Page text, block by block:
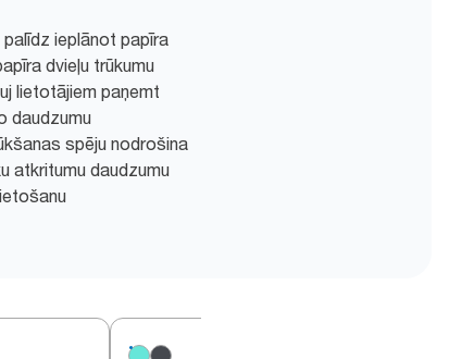
ieplānot papīra
dvieļu trūkumu
lietotājiem paņemt
daudzumu
spēju nodrošina
atkritumu daudzumu